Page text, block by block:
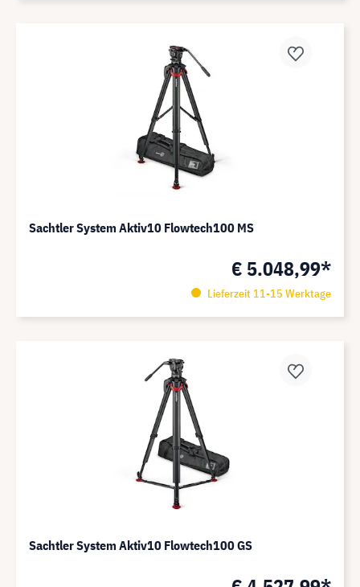
Sachtler System Aktiv10 Flowtech100 MS
€ 5.048,99*
Lieferzeit 11-15 Werktage
Sachtler System Aktiv10 Flowtech100 GS